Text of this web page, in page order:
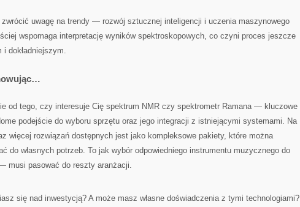
uwagę na trendy — rozwój sztucznej inteligencji i uczenia maszynowego
wspomaga interpretację wyników spektroskopowych, co czyni proces jeszcze
i dokładniejszym.
od tego, czy interesuje Cię spektrum NMR czy spektrometr Ramana — kluczowe
podejście do wyboru sprzętu oraz jego integracji z istniejącymi systemami. Na
więcej rozwiązań dostępnych jest jako kompleksowe pakiety, które można
do własnych potrzeb. To jak wybór odpowiedniego instrumentu muzycznego do
musi pasować do reszty aranżacji.
się nad inwestycją? A może masz własne doświadczenia z tymi technologiami?